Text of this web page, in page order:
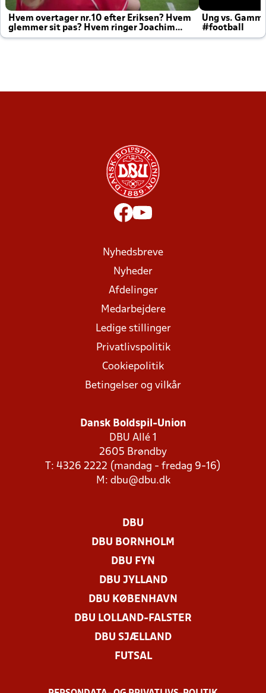
Hvem overtager nr.10 efter Eriksen? Hvem
glemmer sit pas? Hvem ringer Joachim
altid til efter kampe?
Ung vs.
#football
Nyhedsbreve
Nyheder
Afdelinger
Medarbejdere
Ledige stillinger
Privatlivspolitik
Cookiepolitik
Betingelser og vilkår
Dansk Boldspil-Union
DBU Allé 1
2605 Brøndby
T: 4326 2222 (mandag - fredag 9-16)
M: dbu@dbu.dk
DBU
DBU BORNHOLM
DBU FYN
DBU JYLLAND
DBU KØBENHAVN
DBU LOLLAND-FALSTER
DBU SJÆLLAND
FUTSAL